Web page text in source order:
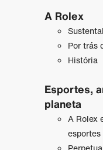
A Rolex
Por trás
História
Esportes,
planeta
A Rolex
esportes